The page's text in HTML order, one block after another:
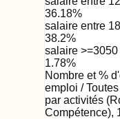
36.18%
salaire entre
38.2%
salaire >=3050
1.78%
Nombre et %
emploi /
par activités
Compétence),